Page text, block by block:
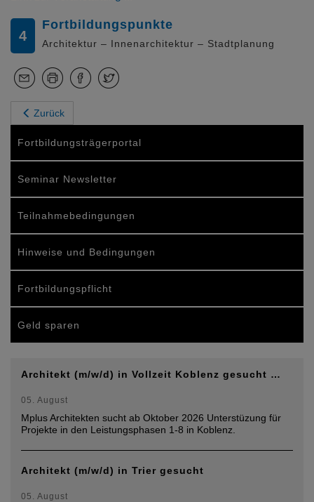
4
Fortbildungspunkte
Architektur – Innenarchitektur – Stadtplanung
Zurück
Fortbildungsträgerportal
Seminar Newsletter
Teilnahmebedingungen
Hinweise und Bedingungen
Fortbildungspflicht
Geld sparen
Architekt (m/w/d) in Vollzeit Koblenz gesucht …
05. August
Mplus Architekten sucht ab Oktober 2026 Unterstüzung für
Projekte in den Leistungsphasen 1-8 in Koblenz.
Architekt (m/w/d) in Trier gesucht
05. August